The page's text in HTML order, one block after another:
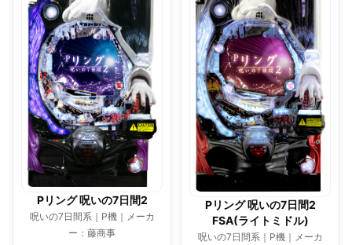
Pリング 呪いの7日間2
呪いの7日間系｜P機｜メーカ
ー：藤商事
Pリング 呪いの7日間2
FSA(ライトミドル)
呪いの7日間系｜P機｜メーカ